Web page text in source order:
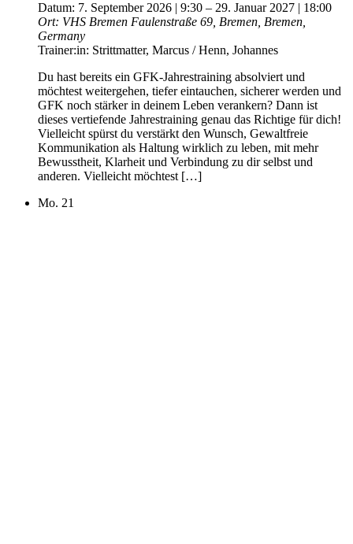
Datum: 7. September 2026 | 9:30 – 29. Januar 2027 | 18:00
Ort: VHS Bremen Faulenstraße 69, Bremen, Bremen,
Germany
Trainer:in: Strittmatter, Marcus / Henn, Johannes
Du hast bereits ein GFK-Jahrestraining absolviert und
möchtest weitergehen, tiefer eintauchen, sicherer werden und
GFK noch stärker in deinem Leben verankern? Dann ist
dieses vertiefende Jahrestraining genau das Richtige für dich!
Vielleicht spürst du verstärkt den Wunsch, Gewaltfreie
Kommunikation als Haltung wirklich zu leben, mit mehr
Bewusstheit, Klarheit und Verbindung zu dir selbst und
anderen. Vielleicht möchtest […]
Mo. 21